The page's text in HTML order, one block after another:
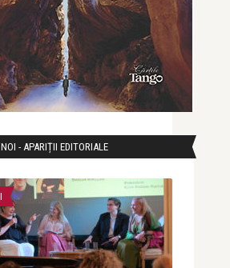
- APARIȚII EDITORIALE